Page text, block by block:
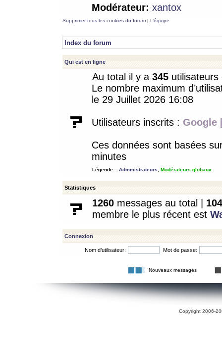
Modérateur: xantox
Supprimer tous les cookies du forum | L’équipe
Index du forum
Qui est en ligne
Au total il y a 345
Le nombre maximum
le 29 Juillet 2026 16:08
Utilisateurs inscrits : Google
Ces données sont basées
minutes
Légende :: Administrateurs Modérateurs globaux
Statistiques
1260 messages au total | 104
membre le plus récent est
Connexion
Nom d’utilisateur: Mot de passe:
Nouveaux messages
Copyright 2006-